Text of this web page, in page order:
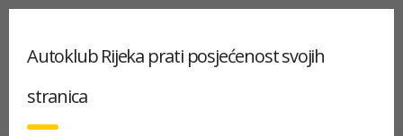
Autoklub Rijeka prati posjećenost svojih
stranica